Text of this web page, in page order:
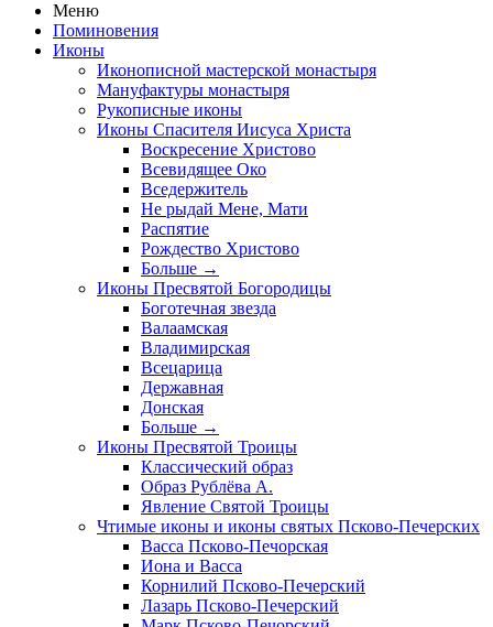
Меню
Поминовения
Иконы
Иконописной мастерской монастыря
Мануфактуры монастыря
Рукописные иконы
Иконы Спасителя Иисуса Христа
Воскресение Христово
Всевидящее Око
Вседержитель
Не рыдай Мене, Мати
Распятие
Рождество Христово
Больше →
Иконы Пресвятой Богородицы
Боготечная звезда
Валаамская
Владимирская
Всецарица
Державная
Донская
Больше →
Иконы Пресвятой Троицы
Классический образ
Образ Рублёва А.
Явление Святой Троицы
Чтимые иконы и иконы святых Псково-Печерских
Васса Псково-Печорская
Иона и Васса
Корнилий Псково-Печерский
Лазарь Псково-Печерский